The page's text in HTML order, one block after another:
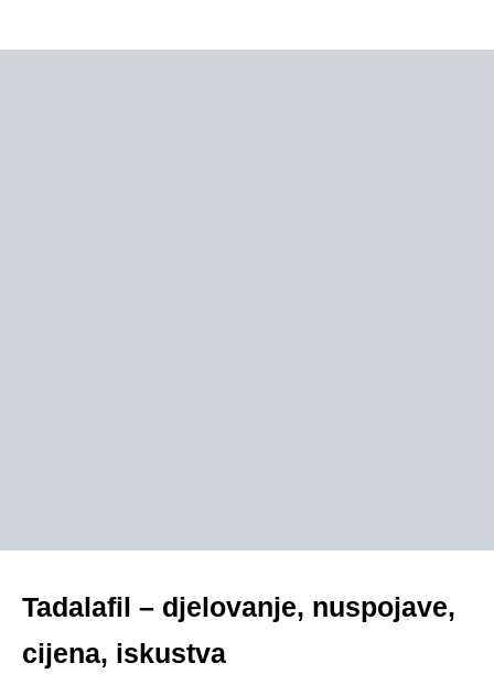
Tadalafil – djelovanje, nuspojave,
cijena, iskustva